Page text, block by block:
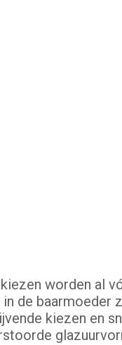
worden al
de baarmoeder
kiezen en